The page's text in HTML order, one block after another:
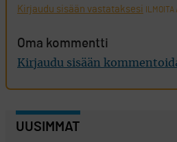
Kirjaudu sisään vastataksesi ILMOITA
Oma kommentti
Kirjaudu sisään
UUSIMMAT